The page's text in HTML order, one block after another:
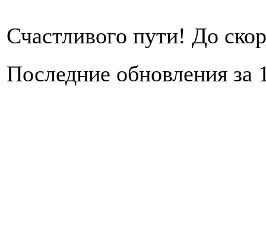
Счастливого пути! До
Последние обновления за